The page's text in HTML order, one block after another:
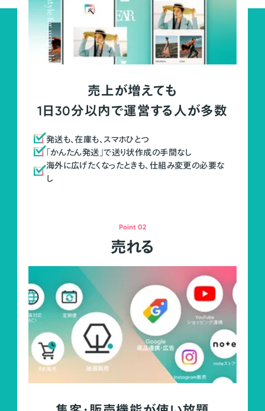
売上が増えても
1日30分以内で運営する人が多数
発送も、在庫も、スマホひとつ
「かんたん発送」で送り状作成の手間なし
海外に広げたくなったときも、仕組み変更の必要な
し
Point 02
売れる